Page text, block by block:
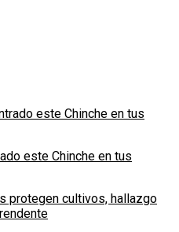
este Chinche en tus